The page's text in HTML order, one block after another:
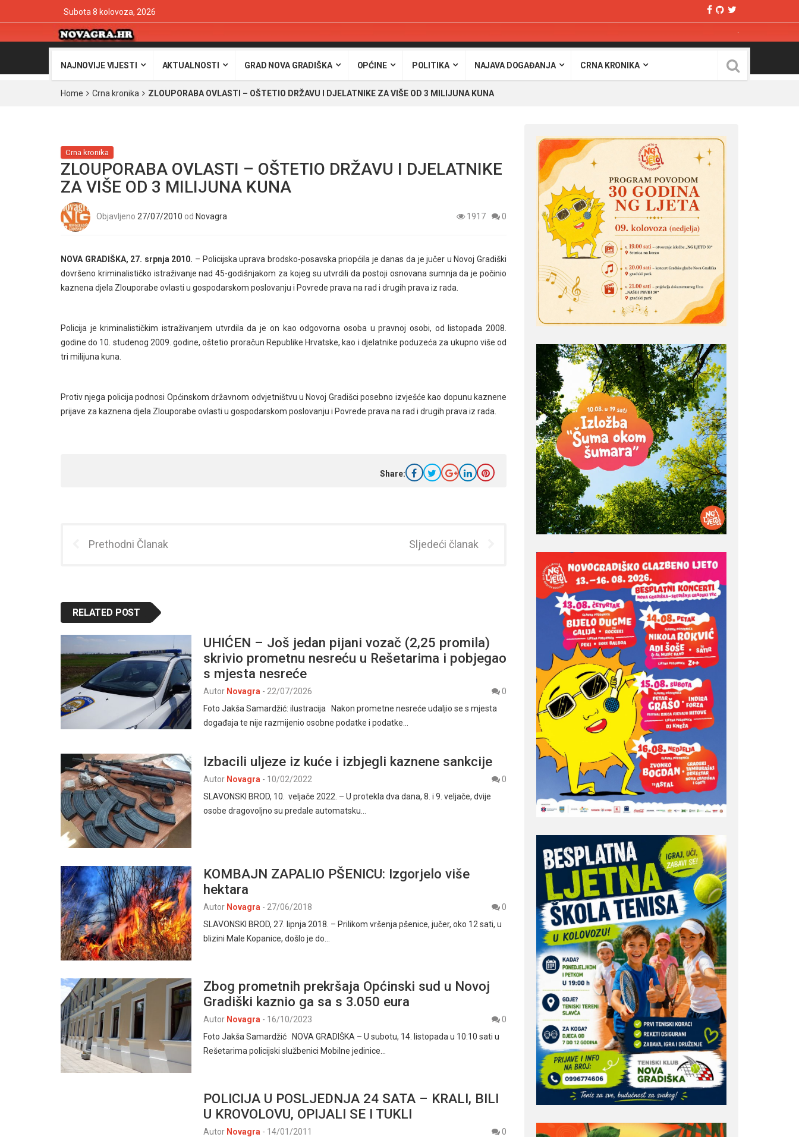
Subota 8 kolovoza, 2026
NAJNOVIJE VIJESTI AKTUALNOSTI GRAD NOVA GRADIŠKA OPĆINE POLITIKA NAJAVA DOGAĐANJA CRNA KRONIKA
Home Crna kronika ZLOUPORABA OVLASTI – OŠTETIO DRŽAVU I DJELATNIKE ZA VIŠE OD 3 MILIJUNA KUNA
Crna kronika
ZLOUPORABA OVLASTI – OŠTETIO DRŽAVU I DJELATNIKE
ZA VIŠE OD 3 MILIJUNA KUNA
Objavljeno 27/07/2010 od Novagra 1917 0
NOVA GRADIŠKA, 27. srpnja 2010. – Policijska uprava brodsko-posavska priopćila je danas da je jučer u Novoj Gradiški
dovršeno kriminalističko istraživanje nad 45-godišnjakom za kojeg su utvrdili da postoji osnovana sumnja da je počinio
kaznena djela Zlouporabe ovlasti u gospodarskom poslovanju i Povrede prava na rad i drugih prava iz rada.
Policija je kriminalističkim istraživanjem utvrdila da je on kao odgovorna osoba u pravnoj osobi, od listopada 2008.
godine do 10. studenog 2009. godine, oštetio proračun Republike Hrvatske, kao i djelatnike poduzeća za ukupno više od
tri milijuna kuna.
Protiv njega policija podnosi Općinskom državnom odvjetništvu u Novoj Gradišci posebno izvješće kao dopunu kaznene
prijave za kaznena djela Zlouporabe ovlasti u gospodarskom poslovanju i Povrede prava na rad i drugih prava iz rada.
Share:
Prethodni Članak Sljedeći članak
RELATED POST
UHIĆEN – Još jedan pijani vozač (2,25 promila)
skrivio prometnu nesreću u Rešetarima i pobjegao
s mjesta nesreće
Autor Novagra - 22/07/2026
0
Foto Jakša Samardžić: ilustracija Nakon prometne nesreće udaljio se s mjesta
događaja te nije razmijenio osobne podatke i podatke…
Izbacili uljeze iz kuće i izbjegli kaznene sankcije
Autor Novagra - 10/02/2022
0
SLAVONSKI BROD, 10. veljače 2022. – U protekla dva dana, 8. i 9. veljače, dvije
osobe dragovoljno su predale automatsku…
KOMBAJN ZAPALIO PŠENICU: Izgorjelo više
hektara
Autor Novagra - 27/06/2018
0
SLAVONSKI BROD, 27. lipnja 2018. – Prilikom vršenja pšenice, jučer, oko 12 sati, u
blizini Male Kopanice, došlo je do…
Zbog prometnih prekršaja Općinski sud u Novoj
Gradiški kaznio ga sa s 3.050 eura
Autor Novagra - 16/10/2023
0
Foto Jakša Samardžić NOVA GRADIŠKA – U subotu, 14. listopada u 10:10 sati u
Rešetarima policijski službenici Mobilne jedinice…
POLICIJA U POSLJEDNJA 24 SATA – KRALI, BILI
U KROVOLOVU, OPIJALI SE I TUKLI
Autor Novagra - 14/01/2011
0